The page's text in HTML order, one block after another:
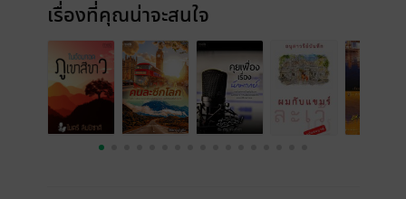
เรื่องที่คุณน่าจะสนใจ